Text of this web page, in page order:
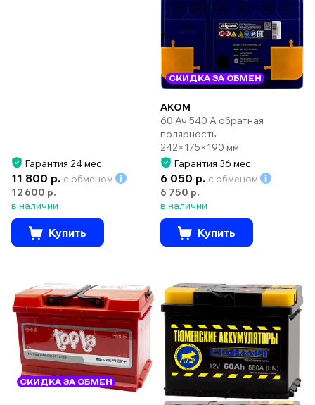
Гарантия 24 мес.
11 800 р. с обменом
12 600 р.
в наличии
Купить
СКИДКА ЗА ОБМЕН
AKOM
60 Ач 540 А обратная
полярность
242×175×190 мм
Гарантия 36 мес.
6 050 р. с обменом
6 750 р.
в наличии
Купить
СКИДКА ЗА ОБМЕН